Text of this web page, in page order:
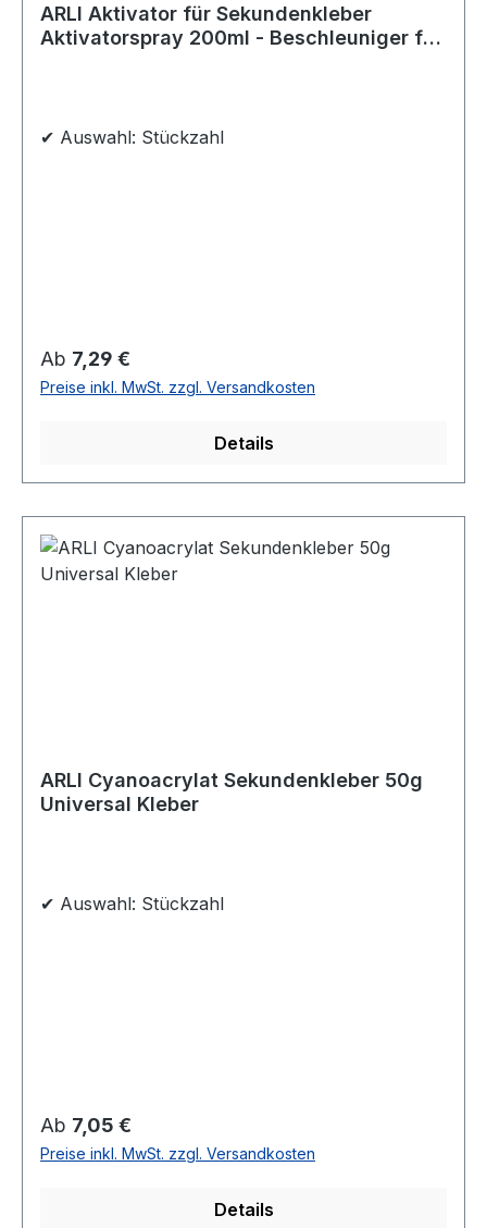
ARLI Aktivator für Sekundenkleber
Aktivatorspray 200ml - Beschleuniger für
✔ Auswahl: Stückzahl
Regulärer Preis:
Ab 7,29 €
Preise inkl. MwSt. zzgl. Versandkosten
Details
ARLI Cyanoacrylat Sekundenkleber 50g
Universal Kleber
✔ Auswahl: Stückzahl
Regulärer Preis:
Ab 7,05 €
Preise inkl. MwSt. zzgl. Versandkosten
Details